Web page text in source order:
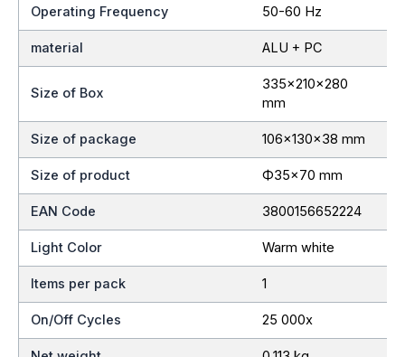
Operating Frequency 50-60 Hz
material ALU + PC
Size of Box
335x210x280
mm
Size of package 106x130x38 mm
Size of product Ф35×70 mm
EAN Code 3800156652224
Light Color Warm white
Items per pack 1
On/Off Cycles 25 000x